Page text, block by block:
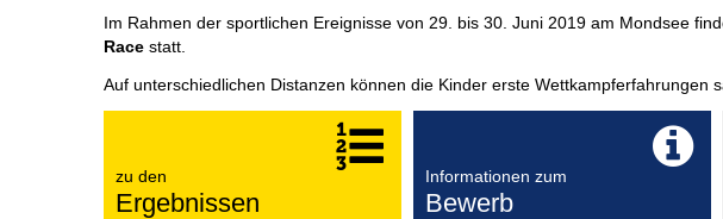
Im Rahmen der sportlichen Ereignisse von 29. bis 30. Juni 2019 am Mondsee
Race statt.
Auf unterschiedlichen Distanzen können die Kinder erste Wettkampferfahrungen
zu den
Ergebnissen
Informationen zum
Bewerb